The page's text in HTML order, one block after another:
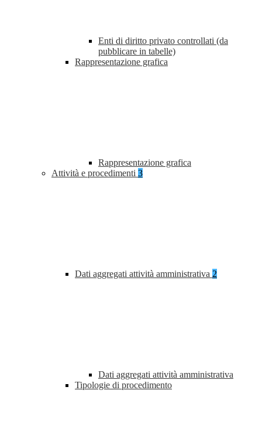
Enti di diritto privato controllati (da
pubblicare in tabelle)
Rappresentazione grafica
Rappresentazione grafica
Attività e procedimenti 3
Dati aggregati attività amministrativa 2
Dati aggregati attività amministrativa
Tipologie di procedimento